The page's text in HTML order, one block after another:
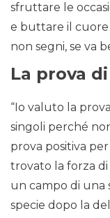
sfruttare le
e buttare il cuore
non segni, se va
La prova
“Io valuto la
singoli perché
prova positiva
trovato la forza
un campo di una
specie dopo la